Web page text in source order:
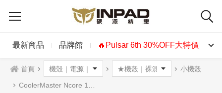
最新商品 品牌館 🔥Pulsar 6th 30%OFF大特價🔥
首頁 小機殼
CoolerMaster Ncore 100 MAX 機殼 槍灰色 古銅色